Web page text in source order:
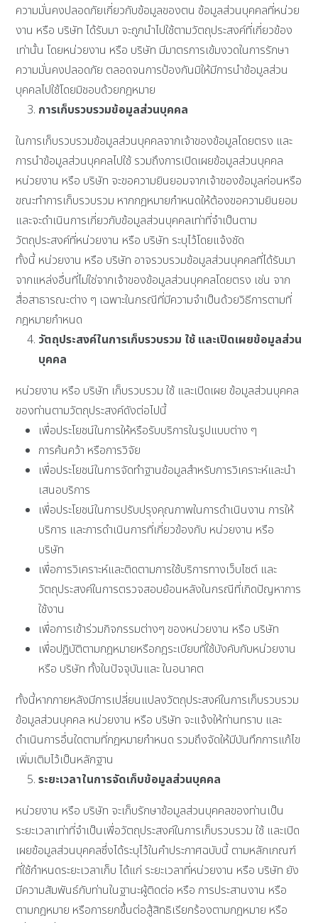
ความมั่นคงปลอดภัยเกี่ยวกับข้อมูลของตน ข้อมูลส่วนบุคคลที่หน่วย
งาน หรือ บริษัท ได้รับมา จะถูกนำไปใช้ตามวัตถุประสงค์ที่เกี่ยวข้อง
เท่านั้น โดยหน่วยงาน หรือ บริษัท มีมาตรการเข้มงวดในการรักษา
ความมั่นคงปลอดภัย ตลอดจนการป้องกันมิให้มีการนำข้อมูลส่วน
บุคคลไปใช้โดยมิชอบด้วยกฎหมาย
การเก็บรวบรวมข้อมูลส่วนบุคคล
ในการเก็บรวบรวมข้อมูลส่วนบุคคลจากเจ้าของข้อมูลโดยตรง และ
การนำข้อมูลส่วนบุคคลไปใช้ รวมถึงการเปิดเผยข้อมูลส่วนบุคคล
หน่วยงาน หรือ บริษัท จะขอความยินยอมจากเจ้าของข้อมูลก่อนหรือ
ขณะทำการเก็บรวบรวม หากกฎหมายกำหนดให้ต้องขอความยินยอม
และจะดำเนินการเกี่ยวกับข้อมูลส่วนบุคคลเท่าที่จำเป็นตาม
วัตถุประสงค์ที่หน่วยงาน หรือ บริษัท ระบุไว้โดยแจ้งชัด
ทั้งนี้ หน่วยงาน หรือ บริษัท อาจรวบรวมข้อมูลส่วนบุคคลที่ได้รับมา
จากแหล่งอื่นที่ไม่ใช่จากเจ้าของข้อมูลส่วนบุคคลโดยตรง เช่น จาก
สื่อสาธารณะต่าง ๆ เฉพาะในกรณีที่มีความจำเป็นด้วยวิธีการตามที่
กฎหมายกำหนด
วัตถุประสงค์ในการเก็บรวบรวม ใช้ และเปิดเผยข้อมูลส่วน
บุคคล
หน่วยงาน หรือ บริษัท เก็บรวบรวม ใช้ และเปิดเผย ข้อมูลส่วนบุคคล
ของท่านตามวัตถุประสงค์ดังต่อไปนี้
เพื่อประโยชน์ในการให้หรือรับบริการในรูปแบบต่าง ๆ
การค้นคว้า หรือการวิจัย
เพื่อประโยชน์ในการจัดทำฐานข้อมูลสำหรับการวิเคราะห์และนำ
เสนอบริการ
เพื่อประโยชน์ในการปรับปรุงคุณภาพในการดำเนินงาน การให้
บริการ และการดำเนินการที่เกี่ยวข้องกับ หน่วยงาน หรือ
บริษัท
เพื่อการวิเคราะห์และติดตามการใช้บริการทางเว็บไซต์ และ
วัตถุประสงค์ในการตรวจสอบย้อนหลังในกรณีที่เกิดปัญหาการ
ใช้งาน
เพื่อการเข้าร่วมกิจกรรมต่างๆ ของหน่วยงาน หรือ บริษัท
เพื่อปฏิบัติตามกฎหมายหรือกฎระเบียบที่ใช้บังคับกับหน่วยงาน
หรือ บริษัท ทั้งในปัจจุบันและ ในอนาคต
ทั้งนี้หากภายหลังมีการเปลี่ยนแปลงวัตถุประสงค์ในการเก็บรวบรวม
ข้อมูลส่วนบุคคล หน่วยงาน หรือ บริษัท จะแจ้งให้ท่านทราบ และ
ดำเนินการอื่นใดตามที่กฎหมายกำหนด รวมถึงจัดให้มีบันทึกการแก้ไข
เพิ่มเติมไว้เป็นหลักฐาน
ระยะเวลาในการจัดเก็บข้อมูลส่วนบุคคล
หน่วยงาน หรือ บริษัท จะเก็บรักษาข้อมูลส่วนบุคคลของท่านเป็น
ระยะเวลาเท่าที่จำเป็นเพื่อวัตถุประสงค์ในการเก็บรวบรวม ใช้ และเปิด
เผยข้อมูลส่วนบุคคลซึ่งได้ระบุไว้ในคำประกาศฉบับนี้ ตามหลักเกณฑ์
ที่ใช้กำหนดระยะเวลาเก็บ ได้แก่ ระยะเวลาที่หน่วยงาน หรือ บริษัท ยัง
มีความสัมพันธ์กับท่านในฐานะผู้ติดต่อ หรือ การประสานงาน หรือ
ตามกฎหมาย หรือการยกขึ้นต่อสู้สิทธิเรียกร้องตามกฎหมาย หรือ